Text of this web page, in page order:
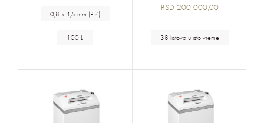
0,8 x 4,5 mm (P-7)
100 L
RSD 200 000,00
38 listova u isto vreme